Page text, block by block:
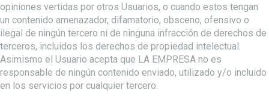
opiniones vertidas por otros Usuarios, o cuando estos tengan
un contenido amenazador, difamatorio, obsceno, ofensivo o
ilegal de ningún tercero ni de ninguna infracción de derechos de
terceros, incluidos los derechos de propiedad intelectual.
Asimismo el Usuario acepta que LA EMPRESA no es
responsable de ningún contenido enviado, utilizado y/o incluido
en los servicios por cualquier tercero.